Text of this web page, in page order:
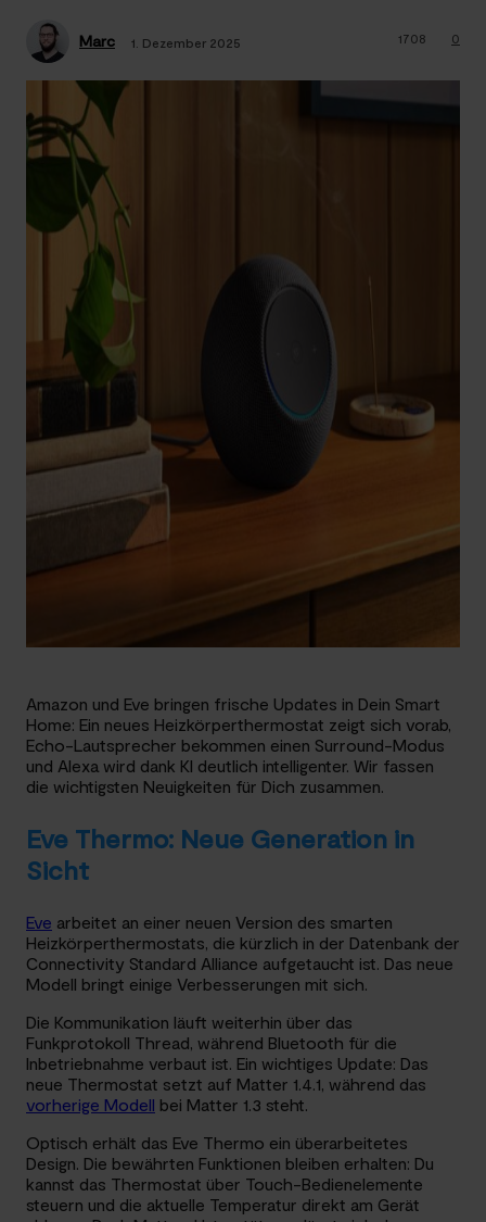
Marc 1. Dezember 2025 0
1708
Amazon und Eve bringen frische Updates in Dein Smart
Home: Ein neues Heizkörperthermostat zeigt sich vorab,
Echo-Lautsprecher bekommen einen Surround-Modus
und Alexa wird dank KI deutlich intelligenter. Wir fassen
die wichtigsten Neuigkeiten für Dich zusammen.
Eve Thermo: Neue Generation in
Sicht
Eve arbeitet an einer neuen Version des smarten
Heizkörperthermostats, die kürzlich in der Datenbank der
Connectivity Standard Alliance aufgetaucht ist. Das neue
Modell bringt einige Verbesserungen mit sich.
Die Kommunikation läuft weiterhin über das
Funkprotokoll Thread, während Bluetooth für die
Inbetriebnahme verbaut ist. Ein wichtiges Update: Das
neue Thermostat setzt auf Matter 1.4.1, während das
vorherige Modell bei Matter 1.3 steht.
Optisch erhält das Eve Thermo ein überarbeitetes
Design. Die bewährten Funktionen bleiben erhalten: Du
kannst das Thermostat über Touch-Bedienelemente
steuern und die aktuelle Temperatur direkt am Gerät